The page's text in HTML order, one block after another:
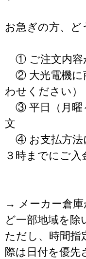
お急ぎの方、ど
① ご注文内容
② 大光電機に
わせください）
③ 平日（月曜
文
④ お支払方法
３時までにご
→ メーカー倉庫
ど一部地域を除
ただし、時間
際は日付を優先